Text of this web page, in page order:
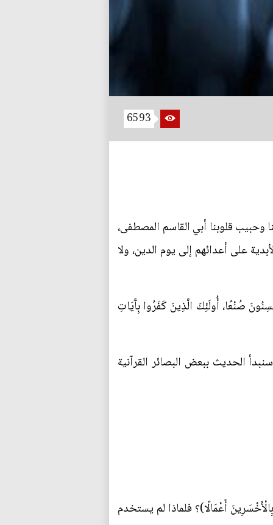
6593
وحبيب قلوبنا أبي القاسم المصطفى،
على أعدائهم إلى يوم الدين، ولا
صُنْعًا، أُولَئِكَ الَّذِينَ كَفَرُوا بِآَيَاتِ
الحديث ببعض البصائر القرآنية
أَعْمَالًا)؟ فلماذا لم يستخدم